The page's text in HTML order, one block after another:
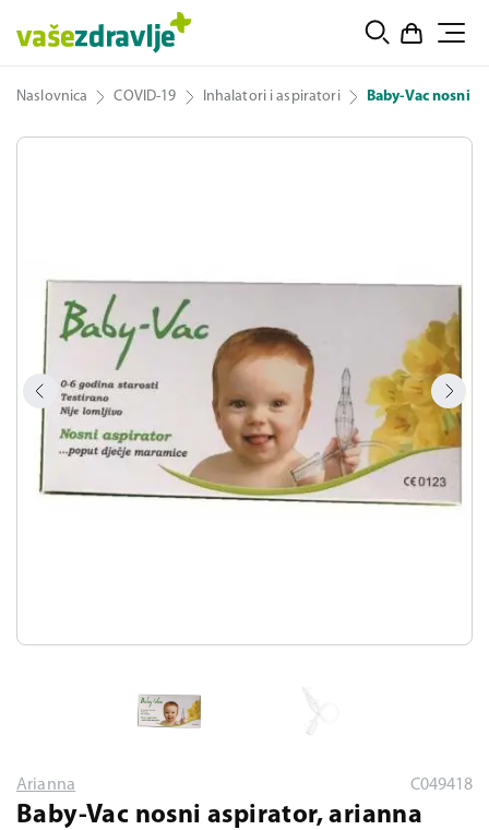
Naslovnica COVID-19 Inhalatori i aspiratori Baby-Vac nosni
Arianna C049418
Baby-Vac nosni aspirator, arianna